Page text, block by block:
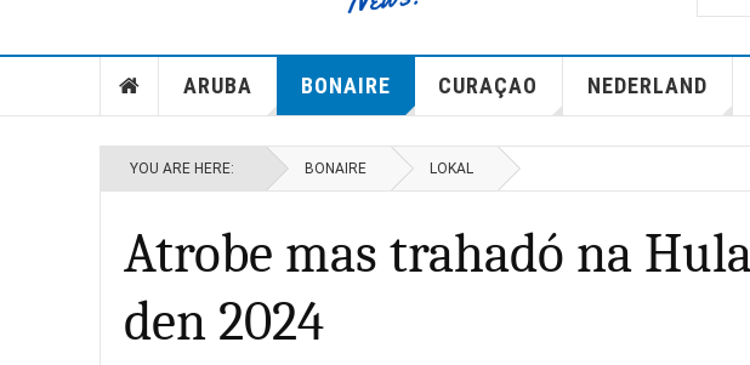
ARUBA BONAIRE CURAÇAO NEDERLAND
YOU ARE HERE: BONAIRE LOKAL
Atrobe mas trahadó na
den 2024